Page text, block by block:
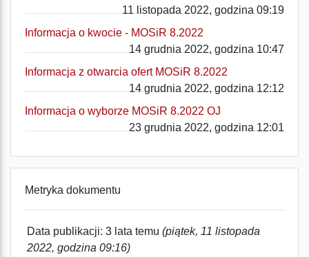
11 listopada 2022, godzina 09:19
Informacja o kwocie - MOSiR 8.2022
14 grudnia 2022, godzina 10:47
Informacja z otwarcia ofert MOSiR 8.2022
14 grudnia 2022, godzina 12:12
Informacja o wyborze MOSiR 8.2022 OJ
23 grudnia 2022, godzina 12:01
Metryka dokumentu
Data publikacji: 3 lata temu (piątek, 11 listopada
2022, godzina 09:16)